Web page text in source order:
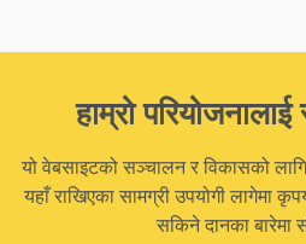
हाम्रो
यो वेबसाइटको सञ्चालन र विकासको
यहाँ राखिएका सामग्री उपयोगी लागेमा
सकिने दानका बारेमा